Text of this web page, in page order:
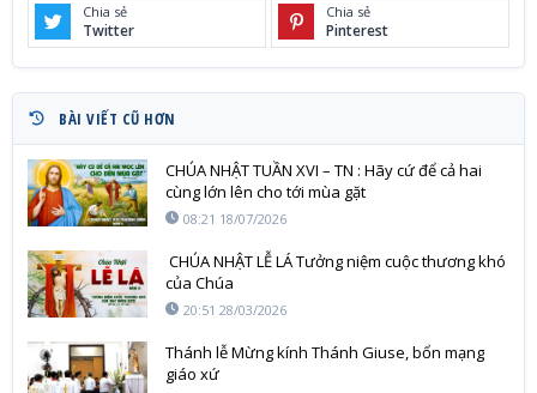
Chia sẻ
Twitter
Chia sẻ
Pinterest
BÀI VIẾT CŨ HƠN
CHÚA NHẬT TUẦN XVI – TN : Hãy cứ để cả hai
cùng lớn lên cho tới mùa gặt
08:21 18/07/2026
CHÚA NHẬT LỄ LÁ Tưởng niệm cuộc thương khó
của Chúa
20:51 28/03/2026
Thánh lễ Mừng kính Thánh Giuse, bổn mạng
giáo xứ